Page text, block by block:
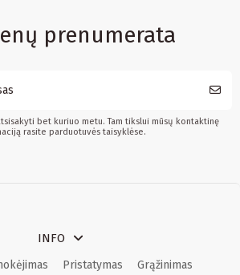
prenumerata
bet kuriuo metu. Tam tikslui mūsų kontaktinę
rasite parduotuvės taisyklėse.
INFO
Pristatymas Grąžinimas